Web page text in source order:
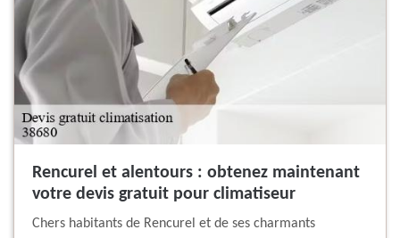
Rencurel et alentours : obtenez maintenant
votre devis gratuit pour climatiseur
Chers habitants de Rencurel et de ses charmants